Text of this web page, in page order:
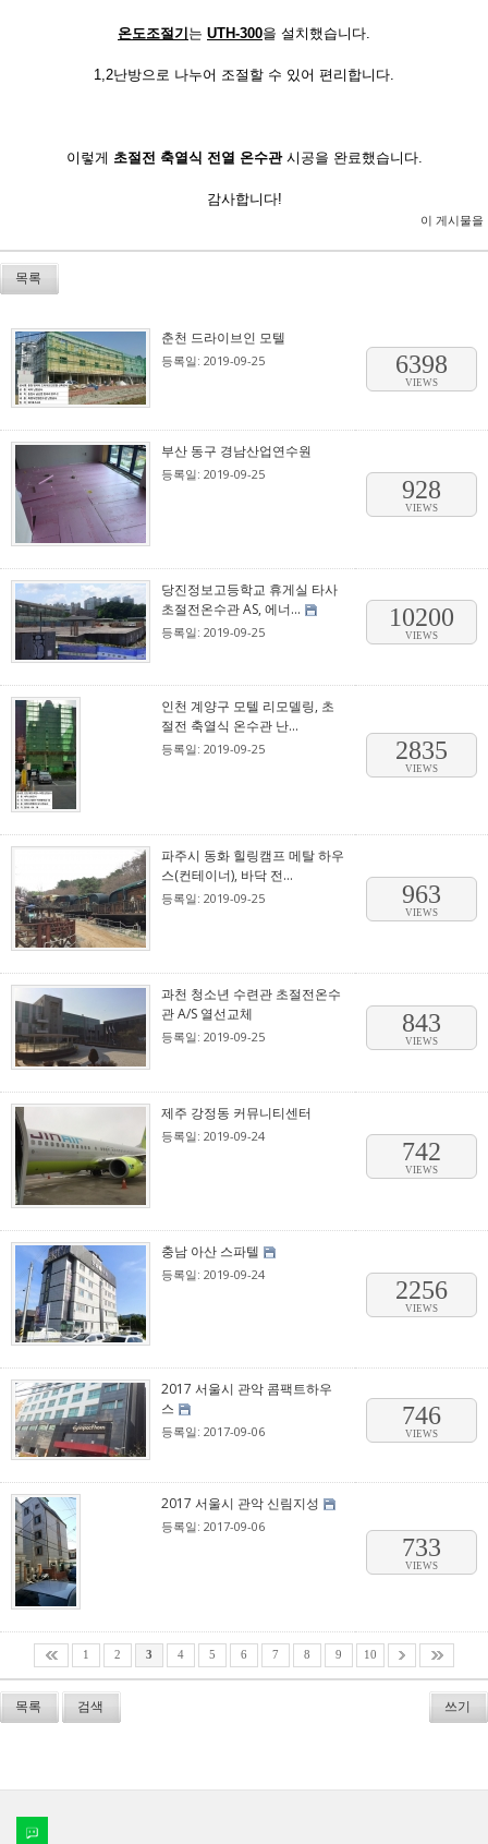
온도조절기 는 UTH-300을 설치했습니다.
1,2난방으로 나누어 조절할 수 있어 편리합니다.
이렇게 초절전 축열식 전열 온수관시공을 완료했습니다.
감사합니다!
이 게시물을
목록
춘천 드라이브인 모텔
등록일: 2019-09-25 6398
VIEWS
부산 동구 경남산업연수원
등록일: 2019-09-25
928
VIEWS
당진정보고등학교 휴게실 타사
초절전온수관 AS, 에너...
등록일: 2019-09-25
10200
VIEWS
인천 계양구 모텔 리모델링, 초
절전 축열식 온수관 난...
등록일: 2019-09-25 2835
VIEWS
파주시 동화 힐링캠프 메탈 하우
스(컨테이너), 바닥 전...
등록일: 2019-09-25 963
VIEWS
과천 청소년 수련관 초절전온수
관 A/S 열선교체
등록일: 2019-09-25 843
VIEWS
제주 강정동 커뮤니티센터
등록일: 2019-09-24
742
VIEWS
충남 아산 스파텔
등록일: 2019-09-24
2256
VIEWS
2017 서울시 관악 콤팩트하우
스
등록일: 2017-09-06
746
VIEWS
2017 서울시 관악 신림지성
등록일: 2017-09-06
733
VIEWS
1 2 3 4 5 6 7 8 9 10
목록 검색 쓰기